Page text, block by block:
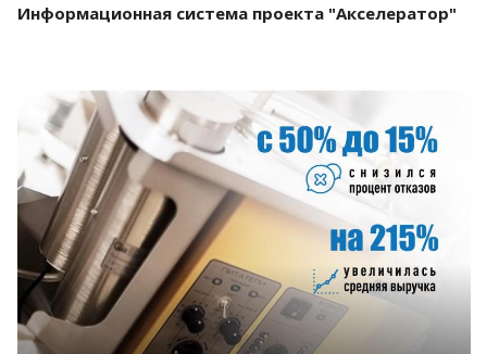
Информационная система проекта "Акселератор"
Смотреть проект